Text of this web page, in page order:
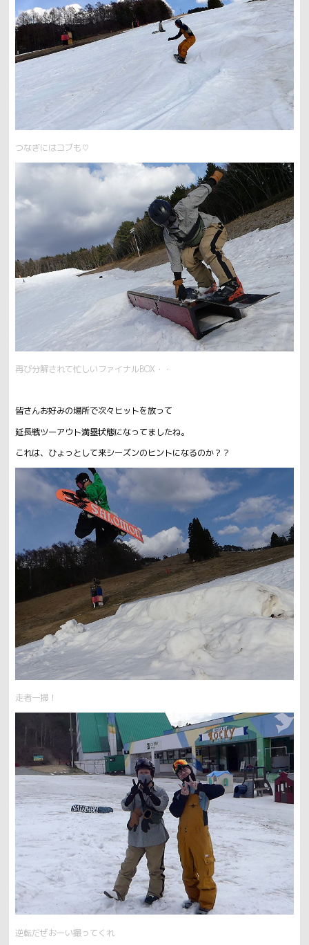
つなぎにはコブも♡
再び分解されて忙しいファイナルBOX・・
皆さんお好みの場所で次々ヒットを放って
延長戦ツーアウト満塁状態になってましたね。
これは、ひょっとして来シーズンのヒントになるのか？？
走者一掃！
逆転だぜおーい撮ってくれ